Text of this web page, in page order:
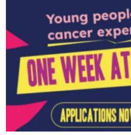
zapestnice
Zdravljenje in